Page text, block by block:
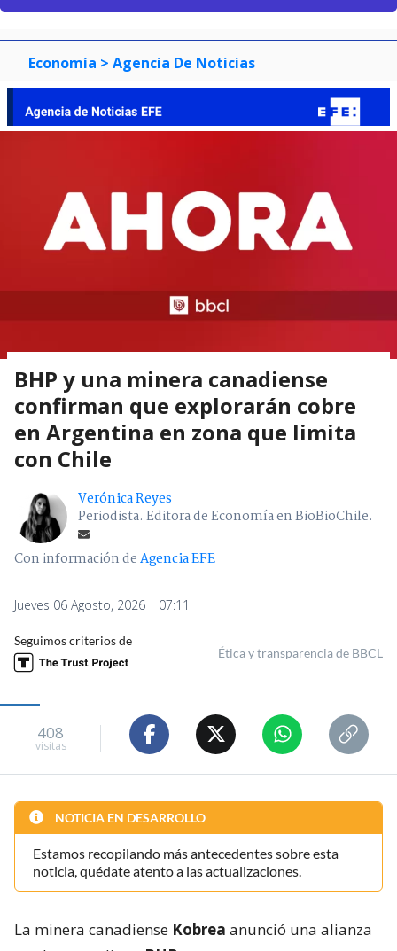
Economía > Agencia De Noticias
BHP y una minera canadiense
confirman que explorarán cobre
en Argentina en zona que limita
con Chile
Verónica Reyes
Periodista. Editora de Economía en BioBioChile.
Con información deAgencia EFE
Jueves 06 Agosto, 2026 | 07:11
Seguimos criterios de
Ética y transparencia de BBCL
408
visitas
NOTICIA EN DESARROLLO
Estamos recopilando más antecedentes sobre esta
noticia, quédate atento a las actualizaciones.
La minera canadiense Kobrea anunció una alianza